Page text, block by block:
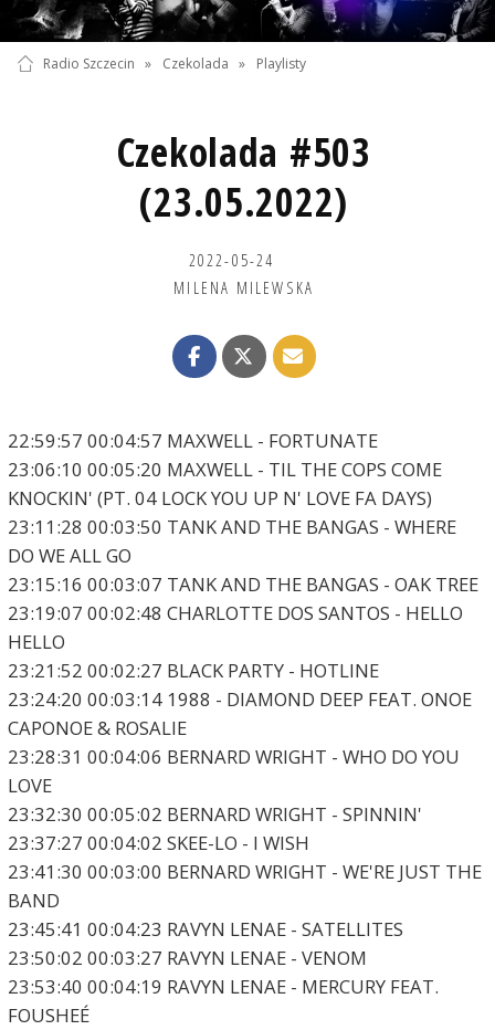
Radio Szczecin » Czekolada » Playlisty
Czekolada #503
(23.05.2022)
2022-05-24
MILENA MILEWSKA
22:59:57 00:04:57 MAXWELL - FORTUNATE
23:06:10 00:05:20 MAXWELL - TIL THE COPS COME
KNOCKIN' (PT. 04 LOCK YOU UP N' LOVE FA DAYS)
23:11:28 00:03:50 TANK AND THE BANGAS - WHERE
DO WE ALL GO
23:15:16 00:03:07 TANK AND THE BANGAS - OAK TREE
23:19:07 00:02:48 CHARLOTTE DOS SANTOS - HELLO
HELLO
23:21:52 00:02:27 BLACK PARTY - HOTLINE
23:24:20 00:03:14 1988 - DIAMOND DEEP FEAT. ONOE
CAPONOE & ROSALIE
23:28:31 00:04:06 BERNARD WRIGHT - WHO DO YOU
LOVE
23:32:30 00:05:02 BERNARD WRIGHT - SPINNIN'
23:37:27 00:04:02 SKEE-LO - I WISH
23:41:30 00:03:00 BERNARD WRIGHT - WE'RE JUST THE
BAND
23:45:41 00:04:23 RAVYN LENAE - SATELLITES
23:50:02 00:03:27 RAVYN LENAE - VENOM
23:53:40 00:04:19 RAVYN LENAE - MERCURY FEAT.
FOUSHEÉ